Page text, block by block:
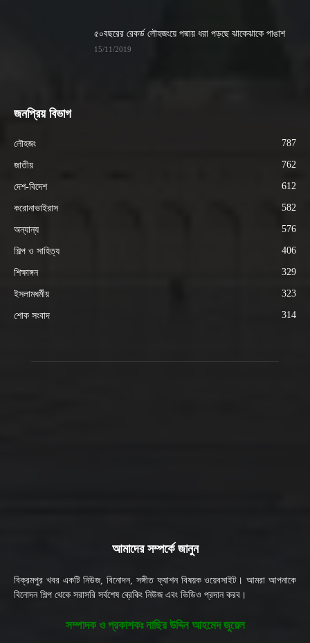
৫০বছরের রেকর্ড লৌহজংয়ে পদ্মায় ধরা পড়ছে ঝাকেঝাকে পাঙাশ
15/11/2019
জনপ্রিয় বিভাগ
লৌহজং 787
জাতীয় 762
দেশ-বিদেশ 612
করোনাভাইরাস 582
অন্যান্য 576
শিল্প ও সাহিত্য 406
শিক্ষাঙ্গন 329
ইসলামধর্মীয় 323
শোক সংবাদ 314
আমাদের সম্পর্কে জানুন
বিক্রমপুর খবর একটি নিউজ, বিনোদন, সঙ্গীত ফ্যাশন বিষয়ক ওয়েবসাইট। আমরা আপনাকে
বিনোদন শিল্প থেকে সরাসরি সর্বশেষ ব্রেকিং নিউজ এবং ভিডিও প্রদান করব।
সম্পাদক ও প্রকাশকঃ নাছির উদ্দিন আহমেদ জুয়েল